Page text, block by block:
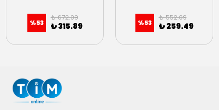
%53
₺ 672.09
₺ 315.89 %53
₺ 552.09
₺ 259.49